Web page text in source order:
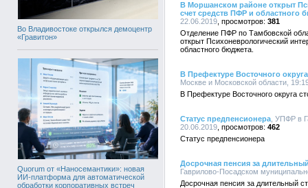
Во Владивостоке открылся демоцентр
«Гравитон»
Quorum от «Наносемантики»: новая
ИИ-платформа для автоматической
обработки корпоративных встреч
В Моршанском районе открыт
счет средств ПФР и областного
22.06.2019
381
Отделение ПФР по Тамбовской
открыт Психоневрологический
областного бюджета.
В Префектуре Восточного
Москве и Московской области,
В Префектуре Восточного округа
Статус предпенсионера , УПФР в
20.06.2019
462
Статус предпенсионера
Досрочная пенсия за
Гаврилово-Посадском
Досрочная пенсия за длительный